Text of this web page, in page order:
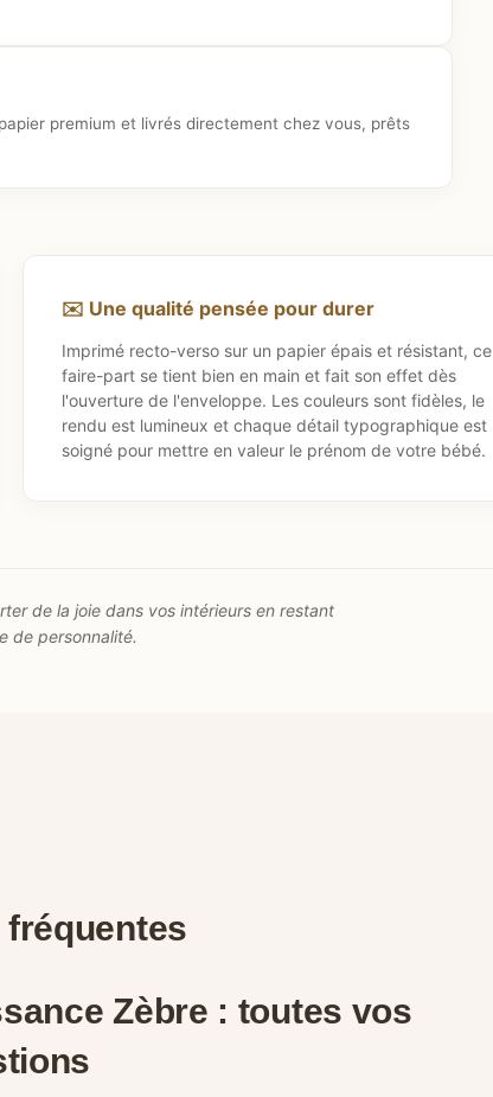
premium et livrés directement chez vous, prêts
✉️ Une qualité pensée pour durer
Imprimé recto-verso sur un papier épais et résistant, ce
faire-part se tient bien en main et fait son effet dès
l'ouverture de l'enveloppe. Les couleurs sont fidèles, le
rendu est lumineux et chaque détail typographique est
soigné pour mettre en valeur le prénom de votre bébé.
de la joie dans vos intérieurs en restant
de personnalité.
Zèbre : toutes vos